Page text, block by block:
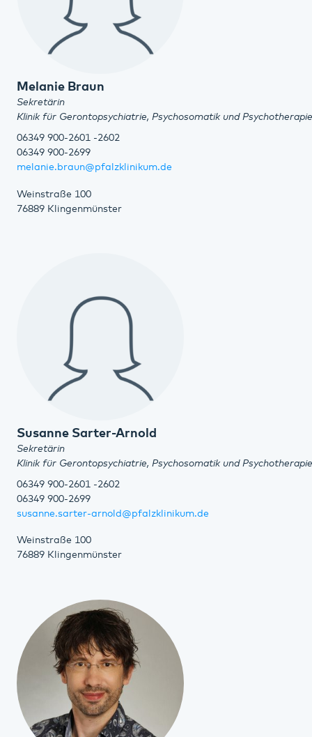
Melanie Braun
Sekretärin
Klinik für Gerontopsychiatrie, Psychosomatik und Psychotherapie
06349 900-2601 -2602
06349 900-2699
melanie.braun@pfalzklinikum.de
Weinstraße 100
76889 Klingenmünster
Susanne Sarter-Arnold
Sekretärin
Klinik für Gerontopsychiatrie, Psychosomatik und Psychotherapie
06349 900-2601 -2602
06349 900-2699
susanne.sarter-arnold@pfalzklinikum.de
Weinstraße 100
76889 Klingenmünster